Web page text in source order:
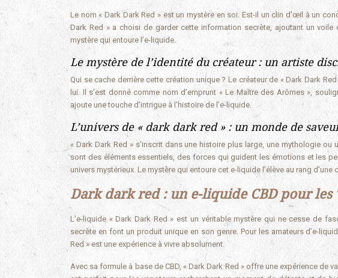
Le nom « Dark Dark Red » est un mystère en soi. Est-il un clin d’œil à un
Dark Red » a choisi de garder cette information secrète, ajoutant un voile
mystère qui entoure l’e-liquide.
Le mystère de l’identité du créateur : un artiste
Qui se cache derrière cette création unique ? Le créateur de « Dark Dark
lui. Il s’est donné comme nom d’emprunt « Le Maître des Arômes »,
ajoute une touche d’intrigue à l’histoire de l’e-liquide.
L’univers de « dark dark red » : un monde de
« Dark Dark Red » s’inscrit dans une histoire plus large, une mythologie
sont des éléments essentiels, des forces qui guident les émotions et les
univers mystérieux. Le mystère qui entoure cet e-liquide l’élève au rang
Dark dark red : un e-liquide CBD pour les
L’e-liquide « Dark Dark Red » est un véritable mystère qui ne cesse de
secrète en font un produit unique en son genre. Pour les amateurs d’e-
Red » est une expérience à vivre absolument.
Avec sa formule à base de CBD, « Dark Dark Red » offre une expérience de